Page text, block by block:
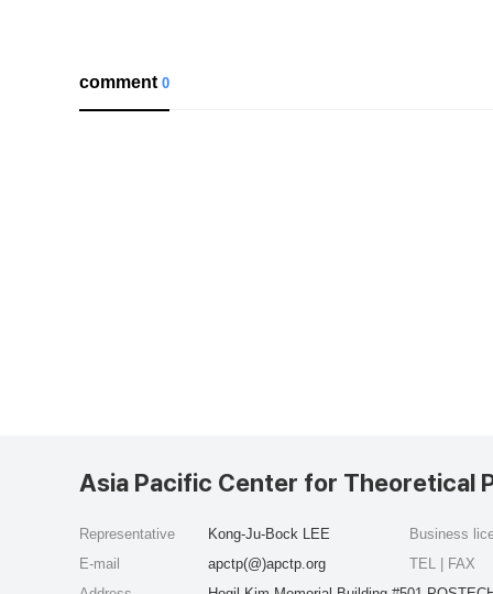
comment0
Asia Pacific Center for Theoretical
Representative
Kong-Ju-Bock LEE
E-mail
apctp(@)apctp.org
Business
TEL | FAX